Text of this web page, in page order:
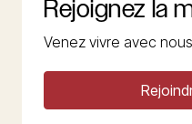
Rejoignez la
Venez vivre avec